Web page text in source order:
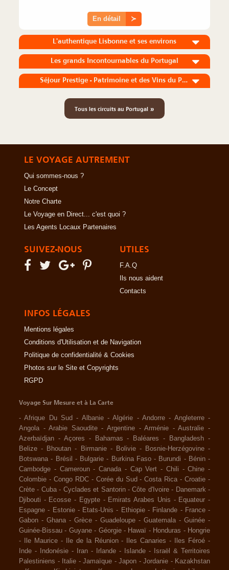
En détail ≻
L'authentique Lisbonne et ses environs
Les grands Incontournables du Portugal
Séjour Prestige - Patrimoine et des Vins du Portugal
Tous les circuits au Portugal »
LE VOYAGE AUTREMENT
Qui sommes-nous ?
Le Concept
Notre Charte
Le Voyage en Direct... c'est quoi ?
Les Agents Locaux Partenaires
SUIVEZ-NOUS UTILES
F.A.Q
Ils nous aident
Contacts
INFOS LÉGALES
Mentions légales
Conditions d'Utilisation et de Navigation
Politique de confidentialité & Cookies
Photos sur le Site et Copyrights
RGPD
Voyage Sur Mesure et à La Carte
-Afrique Du Sud - Albanie -Algérie -Andorre - Angleterre -
Angola -Arabie Saoudite -Argentine -Arménie -Australie -
Azerbaïdjan - Açores - Bahamas - Baléares - Bangladesh -
Belize - Bhoutan - Birmanie - Bolivie - Bosnie-Herzégovine -
Botswana - Brésil - Bulgarie - Burkina Faso - Burundi - Bénin -
Cambodge - Cameroun - Canada - Cap Vert - Chili -Chine -
Colombie - Congo RDC - Corée du Sud -Costa Rica -Croatie -
Crète - Cuba - Cyclades et Santorin -Côte d'Ivoire - Danemark -
Djibouti - Ecosse - Egypte - Emirats Arabes Unis - Equateur -
Espagne - Estonie - Etats-Unis - Ethiopie - Finlande - France -
Gabon - Ghana - Grèce - Guadeloupe - Guatemala - Guinée -
Guinée-Bissau - Guyane - Géorgie - Hawaï - Honduras - Hongrie
-
Ile Maurice - Ile de la Réunion - Iles Canaries - Iles Féroé -
Inde - Indonésie - Iran - Irlande - Islande -
Israël & Territoires
Palestiniens - Italie - Jamaïque - Japon - Jordanie - Kazakhstan